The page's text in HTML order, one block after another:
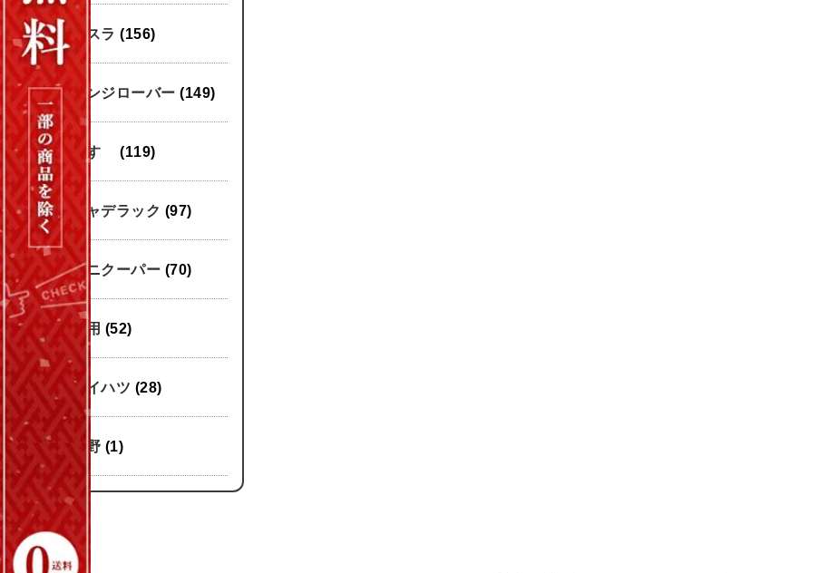
テスラ (156)
レンジローバー (149)
いすゞ (119)
キャデラック (97)
ミニクーパー (70)
汎用 (52)
ダイハツ (28)
日野 (1)